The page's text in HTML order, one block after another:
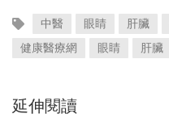
中醫 眼睛 肝臟
健康醫療網
眼睛 肝臟
延伸閱讀